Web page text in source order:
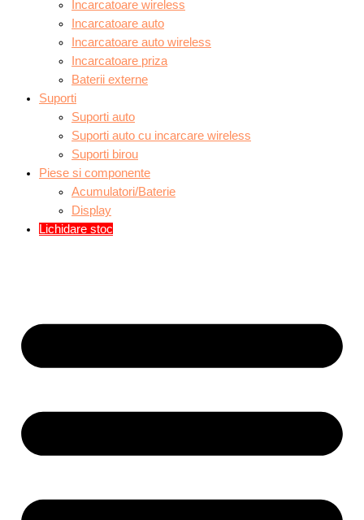
Incarcatoare wireless
Incarcatoare auto
Incarcatoare auto wireless
Incarcatoare priza
Baterii externe
Suporti
Suporti auto
Suporti auto cu incarcare wireless
Suporti birou
Piese si componente
Acumulatori/Baterie
Display
Lichidare stoc